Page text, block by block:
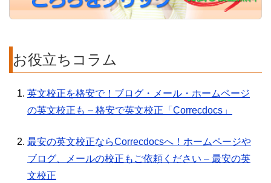
お役立ちコラム
英文校正を格安で！ブログ・メール・ホームページ
の英文校正も – 格安で英文校正「Correcdocs」
最安の英文校正ならCorrecdocsへ！ホームページや
ブログ、メールの校正もご依頼ください – 最安の英
文校正